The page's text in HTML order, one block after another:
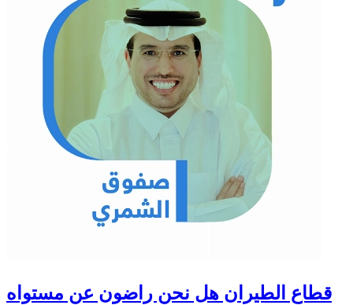
قطاع الطيران هل نحن راضون عن مستواه